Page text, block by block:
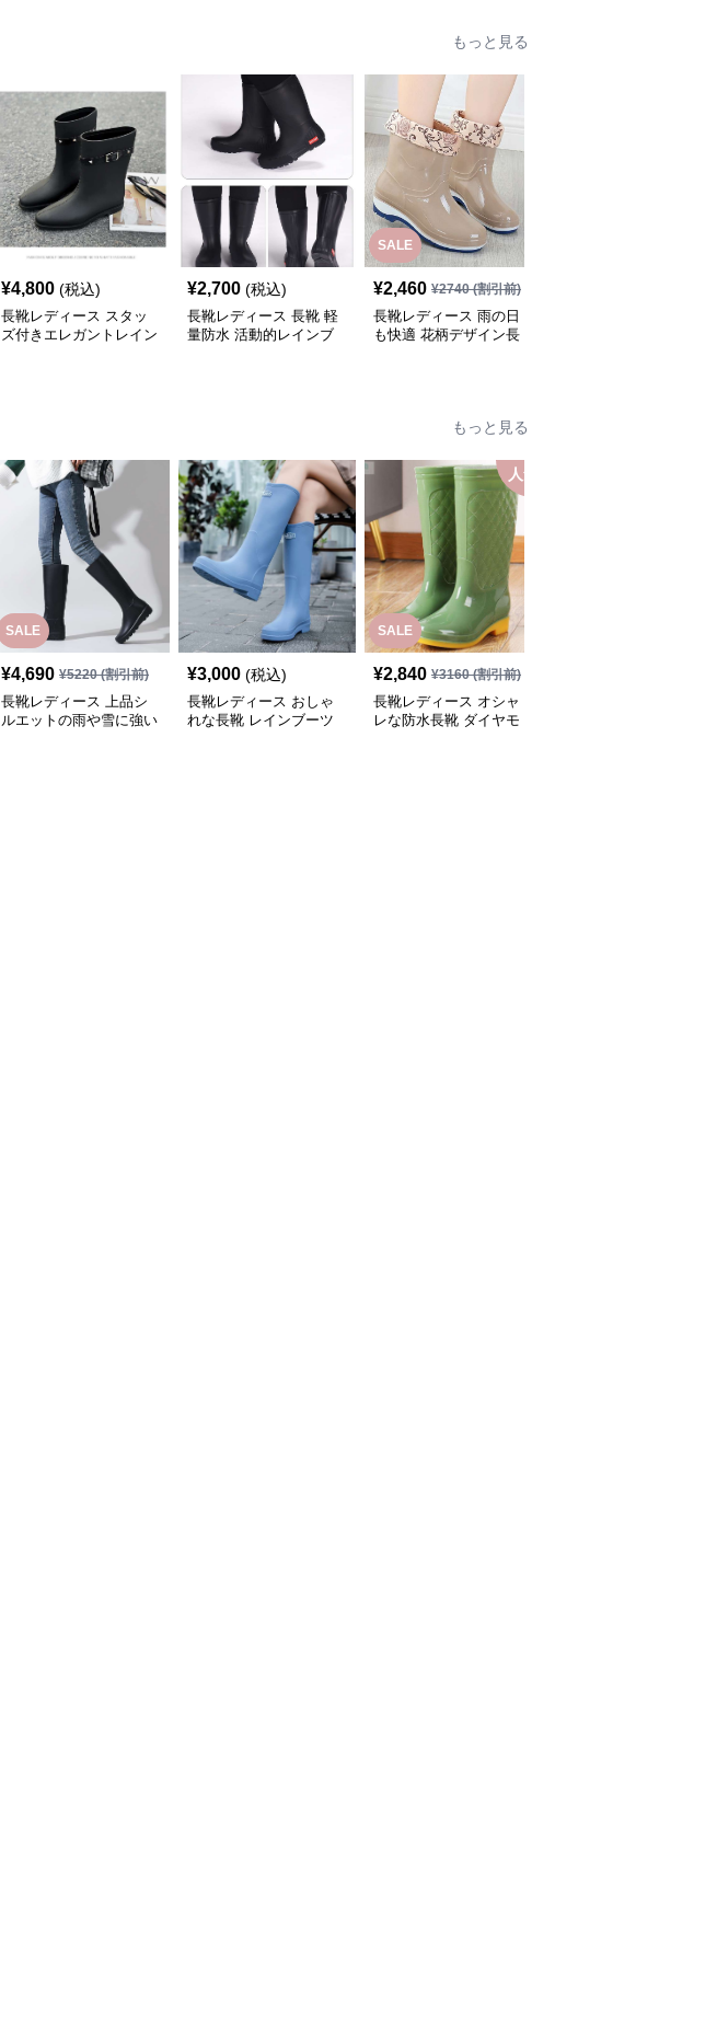
もっと見る
¥4,800 (税込)
長靴レディース スタッ
ズ付きエレガントレイン
¥2,700 (税込)
長靴レディース 長靴 軽
量防水 活動的レインブ
SALE
¥2,460 ¥2740(割引前)
長靴レディース 雨の日
も快適 花柄デザイン長
もっと見る
SALE
¥4,690 ¥5220(割引前)
長靴レディース 上品シ
ルエットの雨や雪に強い
¥3,000 (税込)
長靴レディース おしゃ
れな長靴 レインブーツ
SALE
人気
¥2,840 ¥3160(割引前)
長靴レディース オシャ
レな防水長靴 ダイヤモ